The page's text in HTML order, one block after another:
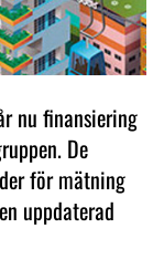
nu finansiering
De
för mätning
uppdaterad